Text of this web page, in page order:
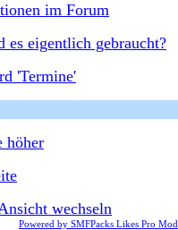
im Forum
es eigentlich gebraucht?
'Termine'
höher
wechseln
Powered by SMFPacks Likes Pro Mod